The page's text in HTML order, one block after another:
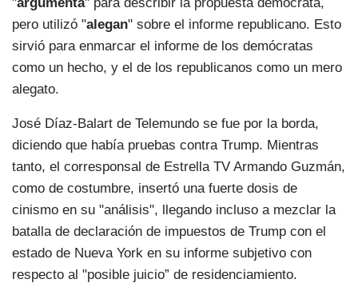
pero utilizó "alegan" sobre el informe republicano. Esto
sirvió para enmarcar el informe de los demócratas
como un hecho, y el de los republicanos como un mero
alegato.
José Díaz-Balart de Telemundo se fue por la borda,
diciendo que había pruebas contra Trump. Mientras
tanto, el corresponsal de Estrella TV Armando Guzmán,
como de costumbre, insertó una fuerte dosis de
cinismo en su "análisis", llegando incluso a mezclar la
batalla de declaración de impuestos de Trump con el
estado de Nueva York en su informe subjetivo con
respecto al "posible juicio” de residenciamiento.